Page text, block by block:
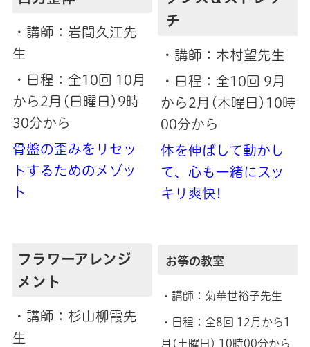
・講師：岩間久江先
生
・日程：全10回 10月
から2月(日曜日)9時
30分から
骨盤の歪みをリセッ
トするためのメゾッ
ト
フラワーアレンジ
メント
・講師：杉山柳霞先
生
チ
・講師：木村望先生
・日程：全10回 9月
から2月(木曜日)10時
00分から
体を伸ばして動かし
て、心も一緒にスッ
キリ爽快!
お筝の教室
・講師：菊華世裕子先生
・日程：全8回 12月から1
月(土曜日) 10時00分から